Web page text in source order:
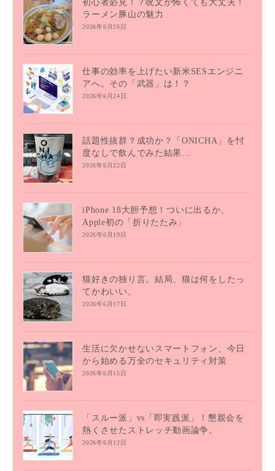
初心者必見！？呪文が怖くても大丈夫！
ラーメン豚山の魅力
2026年6月26日
仕事の効率を上げたい新米SESエンジニ
アへ。その「武器」は！？
2026年6月24日
話題性抜群？成功か？「ONICHA」を忖
度なしで飲んでみた結果…
2026年6月22日
iPhone 18大胆予想！ついに出るか、
Apple初の「折りたたみ」
2026年6月19日
猫好きの独り言。結局、猫は何をしたっ
てかわいい。
2026年6月17日
生活に欠かせないスマートフォン、今日
から始める万全のセキュリティ対策
2026年6月15日
「スルー派」vs「即実践派」！懇親会を
熱くさせたストレッチ動画論争。
2026年6月12日